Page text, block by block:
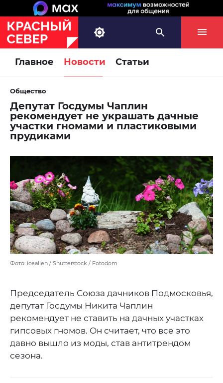
Главное Новости Статьи
Общество
Депутат Госдумы Чаплин
рекомендует не украшать дачные
участки гномами и пластиковыми
прудиками
Фото: icealien / Shutterstock / Fotodom
Председатель Союза дачников Подмосковья,
депутат Госдумы Никита Чаплин
рекомендует не ставить на дачных участках
гипсовых гномов. Он считает, что все это
давно вышло из моды, став антитрендом
сезона.